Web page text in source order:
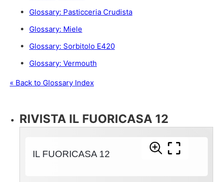
Glossary: Pasticceria Crudista
Glossary: Miele
Glossary: Sorbitolo E420
Glossary: Vermouth
« Back to Glossary Index
RIVISTA IL FUORICASA 12